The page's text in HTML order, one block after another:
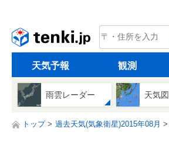
tenki.jp
天気予報 観測
雨雲レーダー 天気図
トップ 過去天気(気象衛星)2015年08月